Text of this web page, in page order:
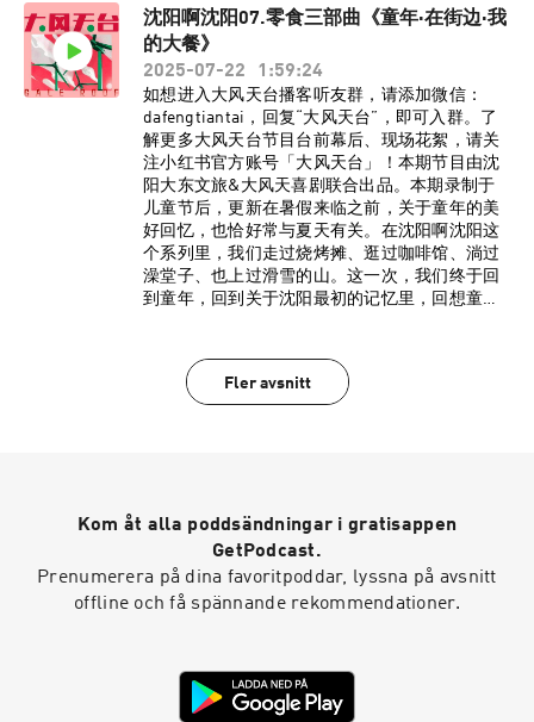
后、现场花絮、录制招募信息，请关注小红书官
方账号@大风天台！沈阳、北京、石家庄三地大
风天喜剧5月演出陆续上新中，期待在剧场与各位
相见。
因为幽默被邀请成为“付费伴郎”40:49 小奇师傅会
一些手艺48:33 鸟鸟老师和史妍姐都是摇滚的人
53:08 二维马是被低估的演员BGM《没有理想的
人不伤心》新裤子监制：宁家宇 大孟妮制作：陈
誉灵如想进入大风天台播客听友群，请添加vx：
dafengtiantai，回复“大风天台”，即可入群。了
解更多大风天台节目台前幕后、现场花絮，请关
注小红书官方账号@大风天台！
沈阳啊沈阳07.零食三部曲《童年·在街边·我
的大餐》
2025-07-22
1:59:24
如想进入大风天台播客听友群，请添加微信：
dafengtiantai，回复“大风天台”，即可入群。了
解更多大风天台节目台前幕后、现场花絮，请关
注小红书官方账号「大风天台」！本期节目由沈
阳大东文旅&大风天喜剧联合出品。本期录制于
儿童节后，更新在暑假来临之前，关于童年的美
好回忆，也恰好常与夏天有关。在沈阳啊沈阳这
个系列里，我们走过烧烤摊、逛过咖啡馆、淌过
澡堂子、也上过滑雪的山。这一次，我们终于回
到童年，回到关于沈阳最初的记忆里，回想童年
宁家宇 @宁家宇衣云鹤@衣云鹤马尚@马尚-小提
琴「小红书」杨大美@杨大美本期美味指北（以
便面（意大利红烩味）45:00 爆米花、水枪饮料
52:28 冰糕55:40 乐事锅包肉味薯片56:30 秀逗
59:20 涮豆皮儿、炸鸡柳60:40 小淘气、天下第一
梅、肯德基、甘草杏*天下第一梅和肯德基没找着
图，求助网友63:14 北一经街炸串的炸油梭子
串、老北市炸串、奇多粟米棒73:00 橘子瓣软糖、
高乐高、皇姑雪糕78:00 丹东王军炸串81:50 营养
Fler avsnitt
Kom åt alla poddsändningar i gratisappen
GetPodcast.
Prenumerera på dina favoritpoddar, lyssna på avsnitt
offline och få spännande rekommendationer.